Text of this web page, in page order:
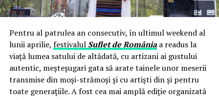
Pentru al patrulea an consecutiv, în ultimul weekend al
lunii aprilie, festivalul Suflet de Româniaa readus la
viață lumea satului de altădată, cu artizani ai gustului
autentic, meșteșugari gata să arate tainele unor meserii
transmise din moși-strămoși și cu artiști din și pentru
toate generațiile. A fost cea mai amplă ediție organizată